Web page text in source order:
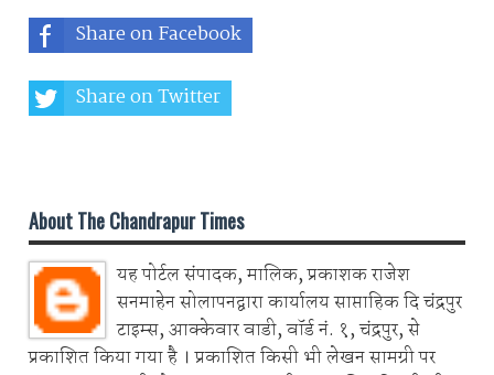
Share on Facebook
Share on Twitter
About The Chandrapur Times
यह पोर्टल संपादक, मालिक, प्रकाशक राजेश
सनमाहेन सोलापनद्वारा कार्यालय साप्ताहिक दि चंद्रपुर
टाइम्स, आक्केवार वाडी, वॉर्ड नं. १, चंद्रपुर, से
प्रकाशित किया गया है । प्रकाशित किसी भी लेखन सामग्री पर